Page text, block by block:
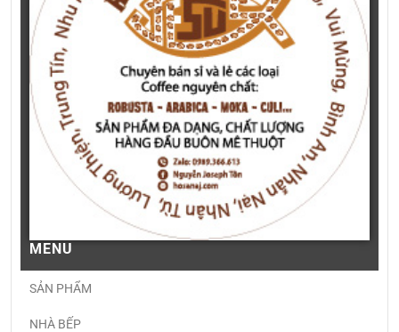
MENU
SẢN PHẨM
NHÀ BẾP